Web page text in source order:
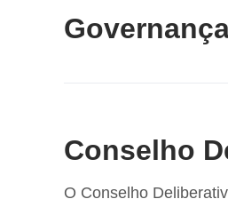
Conselho
O Conselho